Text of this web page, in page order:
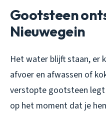
Gootsteen
Nieuwegein
Het water blijft staan, er
afvoer en afwassen of
verstopte gootsteen legt
op het moment dat je